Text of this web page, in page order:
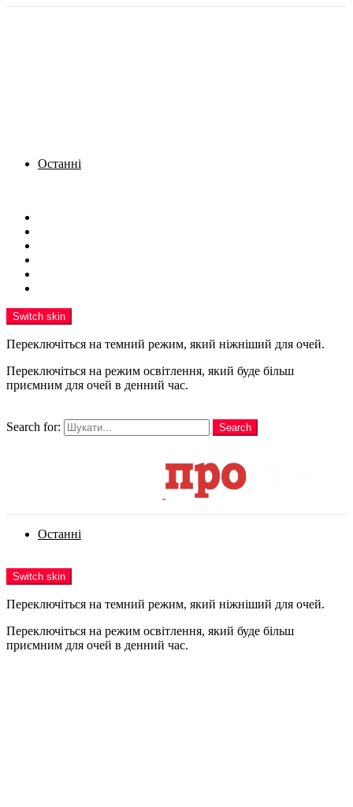
Останні
Switch skin
Переключіться на темний режим, який ніжніший для очей.
Переключіться на режим освітлення, який буде більш
приємним для очей в денний час.
Search for:
Search
Останні
Switch skin
Переключіться на темний режим, який ніжніший для очей.
Переключіться на режим освітлення, який буде більш
приємним для очей в денний час.